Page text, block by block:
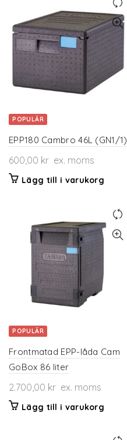
POPULÄR
EPP180 Cambro 46L (GN1/1)
600,00 kr ex. moms
Lägg till i varukorg
POPULÄR
Frontmatad EPP-låda Cam
GoBox 86 liter
2.700,00 kr ex. moms
Lägg till i varukorg